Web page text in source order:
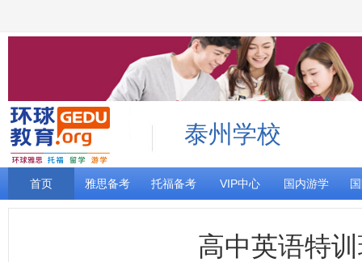
泰州学校
首页 雅思备考 托福备考 VIP中心 国内游学
高中英语特